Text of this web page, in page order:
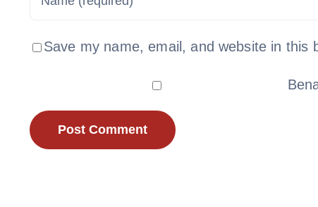
Save my name, email, and website in